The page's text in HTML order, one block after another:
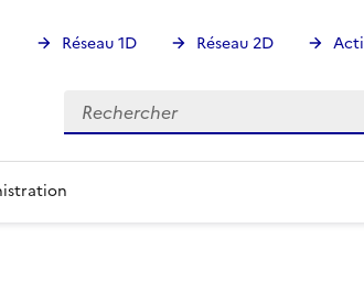
Réseau 1D Réseau 2D
Rechercher
Rechercher